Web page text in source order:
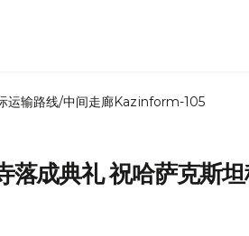
运输路线/中间走廊Kazinform-105
落成典礼 祝哈萨克斯